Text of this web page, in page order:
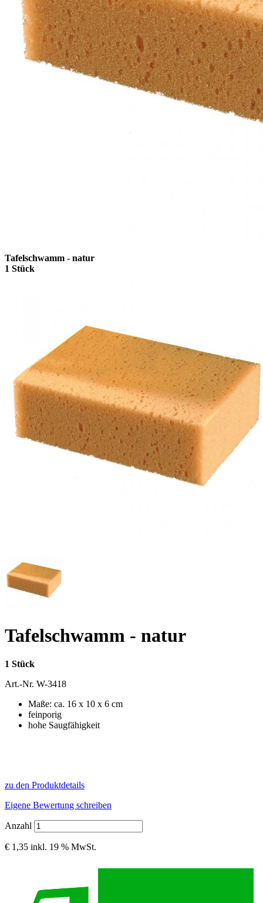
Tafelschwamm - natur
1 Stück
Tafelschwamm - natur
1 Stück
Art.-Nr. W-3418
Maße: ca. 16 x 10 x 6 cm
feinporig
hohe Saugfähigkeit
zu den Produktdetails
Eigene Bewertung schreiben
Anzahl
€ 1,35 inkl. 19 % MwSt.